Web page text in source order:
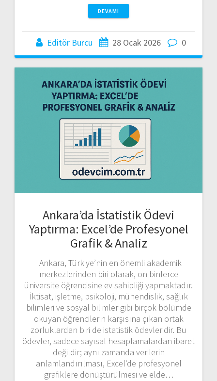
DEVAMI
Editör Burcu 28 Ocak 2026 0
Ankara’da İstatistik Ödevi
Yaptırma: Excel’de Profesyonel
Grafik & Analiz
Ankara, Türkiye’nin en önemli akademik
merkezlerinden biri olarak, on binlerce
üniversite öğrencisine ev sahipliği yapmaktadır.
İktisat, işletme, psikoloji, mühendislik, sağlık
bilimleri ve sosyal bilimler gibi birçok bölümde
okuyan öğrencilerin karşısına çıkan ortak
zorluklardan biri de istatistik ödevleridir. Bu
ödevler, sadece sayısal hesaplamalardan ibaret
değildir; aynı zamanda verilerin
anlamlandırılması, Excel‘de profesyonel
grafiklere dönüştürülmesi ve elde…